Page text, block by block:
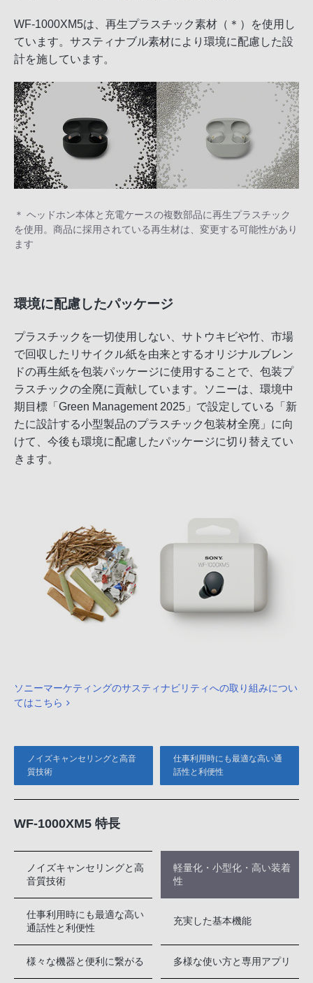
WF-1000XM5は、再生プラスチック素材（＊）を使用し
ています。サスティナブル素材により環境に配慮した設
計を施しています。
＊ ヘッドホン本体と充電ケースの複数部品に再生プラスチック
を使用。商品に採用されている再生材は、変更する可能性があり
ます
環境に配慮したパッケージ
プラスチックを一切使用しない、サトウキビや竹、市場
で回収したリサイクル紙を由来とするオリジナルブレン
ドの再生紙を包装パッケージに使用することで、包装プ
ラスチックの全廃に貢献しています。ソニーは、環境中
期目標「Green Management 2025」で設定している「新
たに設計する小型製品のプラスチック包装材全廃」に向
けて、今後も環境に配慮したパッケージに切り替えてい
きます。
ソニーマーケティングのサスティナビリティへの取り組みについ
てはこちら
ノイズキャンセリングと高音
質技術
仕事利用時にも最適な高い通
話性と利便性
WF-1000XM5 特長
ノイズキャンセリングと高
音質技術
軽量化・小型化・高い装着
性
仕事利用時にも最適な高い
通話性と利便性
充実した基本機能
様々な機器と便利に繋がる 多様な使い方と専用アプリ